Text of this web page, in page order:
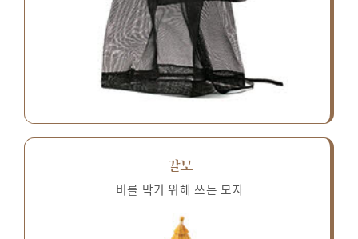
갈모
비를 막기 위해 쓰는 모자